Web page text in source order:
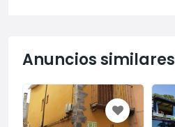
Anuncios similares